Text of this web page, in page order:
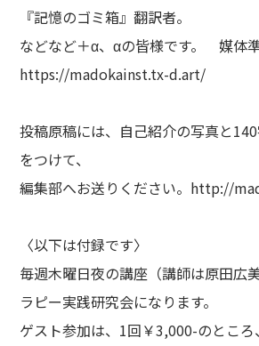
『記憶のゴミ箱』翻訳者。
などなど＋α、αの皆様です。 媒体
https://madokainst.tx-d.art/
投稿原稿には、自己紹介の写真と
をつけて、
編集部へお送りください。 http://
〈以下は付録です〉
毎週木曜日夜の講座（講師は原田広
ラピー実践研究会になります。
ゲスト参加は、1回￥3,000-のとこ